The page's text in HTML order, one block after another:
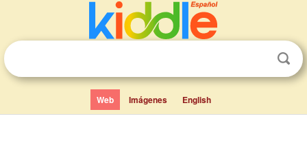
Web Imágenes English